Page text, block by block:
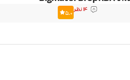
14 نظر 5.0